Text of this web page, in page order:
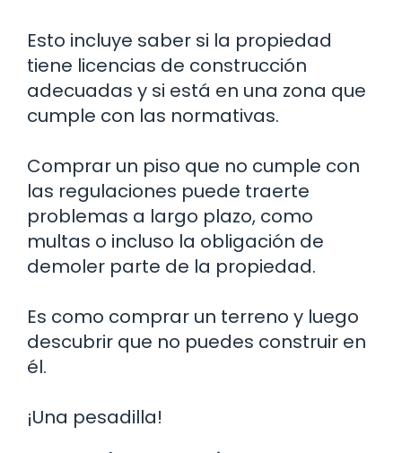
Esto incluye saber si la propiedad
tiene licencias de construcción
adecuadas y si está en una zona que
cumple con las normativas.
Comprar un piso que no cumple con
las regulaciones puede traerte
problemas a largo plazo, como
multas o incluso la obligación de
demoler parte de la propiedad.
Es como comprar un terreno y luego
descubrir que no puedes construir en
él.
¡Una pesadilla!